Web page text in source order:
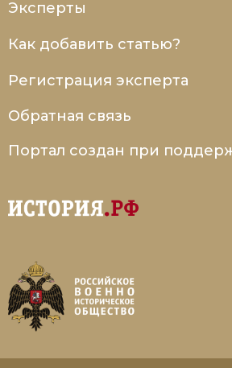
Эксперты
Как добавить статью?
Регистрация эксперта
Обратная связь
Портал создан при